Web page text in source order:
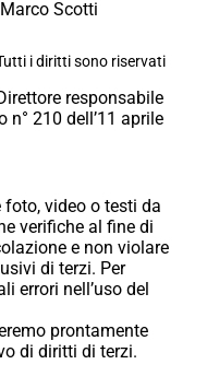
Scotti
i diritti sono riservati
responsabile
n° 210 dell’11 aprile
video o testi da
verifiche al fine di
e non violare
di terzi. Per
errori nell’uso del
prontamente
di diritti di terzi.